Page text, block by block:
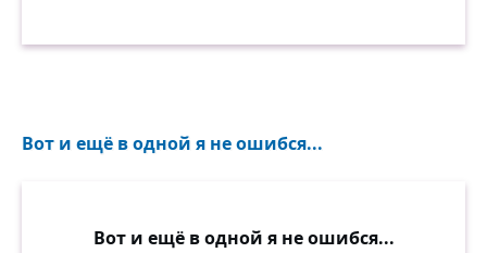
Вот и ещё в одной я не ошибся...
Вот и ещё в одной я не ошибся...